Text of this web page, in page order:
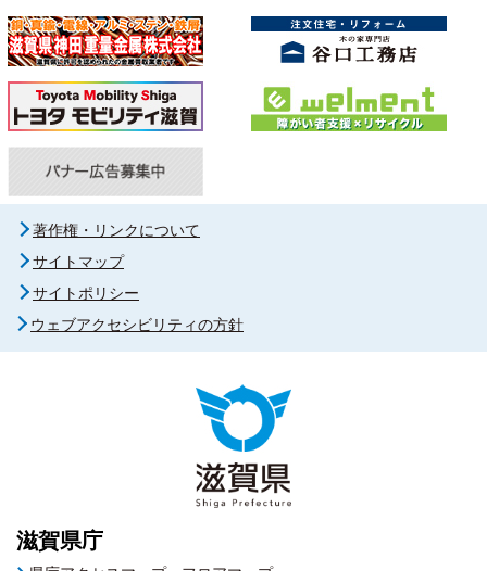
著作権・リンクについて
サイトマップ
サイトポリシー
ウェブアクセシビリティの方針
滋賀県庁